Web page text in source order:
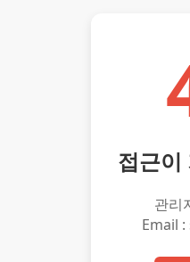
접근이
관리
Email